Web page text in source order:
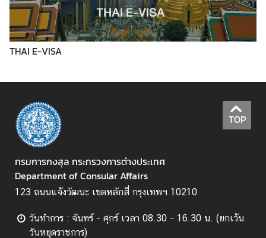
ข่
า
ว
ก
า
ร
ป
ร
ะ
ช
ช
น
THAI E-VISA
TOP
กรมการกงสุล กระทรวงการต่างประเทศ
Department of Consular Affairs
123 ถนนแจ้งวัฒนะ เขตหลักสี่ กรุงเทพฯ 10210
วันทำการ : จันทร์ - ศุกร์ เวลา 08.30 - 16.30 น. (ยกเว้น
วันหยุดราชการ)